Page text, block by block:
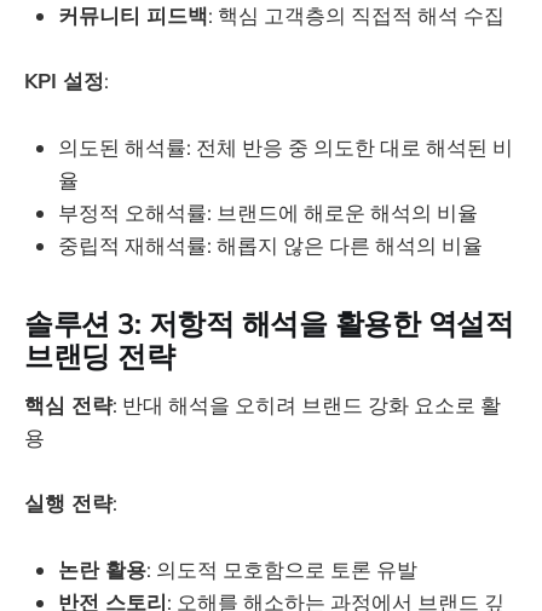
커뮤니티 피드백: 핵심 고객층의 직접적 해석 수집
KPI 설정:
의도된 해석률: 전체 반응 중 의도한 대로 해석된 비
율
부정적 오해석률: 브랜드에 해로운 해석의 비율
중립적 재해석률: 해롭지 않은 다른 해석의 비율
솔루션 3: 저항적 해석을 활용한 역설적
브랜딩 전략
핵심 전략: 반대 해석을 오히려 브랜드 강화 요소로 활
용
실행 전략:
논란 활용: 의도적 모호함으로 토론 유발
반전 스토리: 오해를 해소하는 과정에서 브랜드 깊